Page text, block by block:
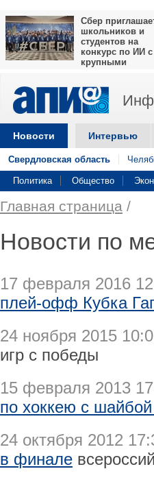
Сбер
школьников и
студентов на
конкурс по ИИ с
крупными
Новости Интервью
Свердловская область
Политика Общество
Главная страница /
Новости по
17 февраля 2016
плей-офф Кубка
24 ноября 2015
игр с победы
15 февраля 2013
по хоккею с
24 октября 2012
в финале